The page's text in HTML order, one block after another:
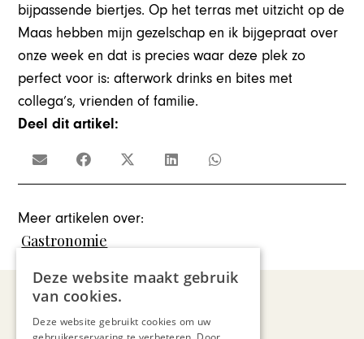
bijpassende biertjes. Op het terras met uitzicht op de
Maas hebben mijn gezelschap en ik bijgepraat over
onze week en dat is precies waar deze plek zo
perfect voor is: afterwork drinks en bites met
collega’s, vrienden of familie.
Deel dit artikel:
Meer artikelen over:
Gastronomie
Deze website maakt gebruik
van cookies.
Deze website gebruikt cookies om uw